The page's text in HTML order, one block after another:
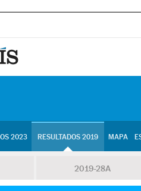
2023 RESULTADOS 2019 MAPA
2019-28A